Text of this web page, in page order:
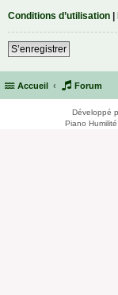
Conditions d’utilisation |
S’enregistrer
Accueil Forum
Développé
Piano